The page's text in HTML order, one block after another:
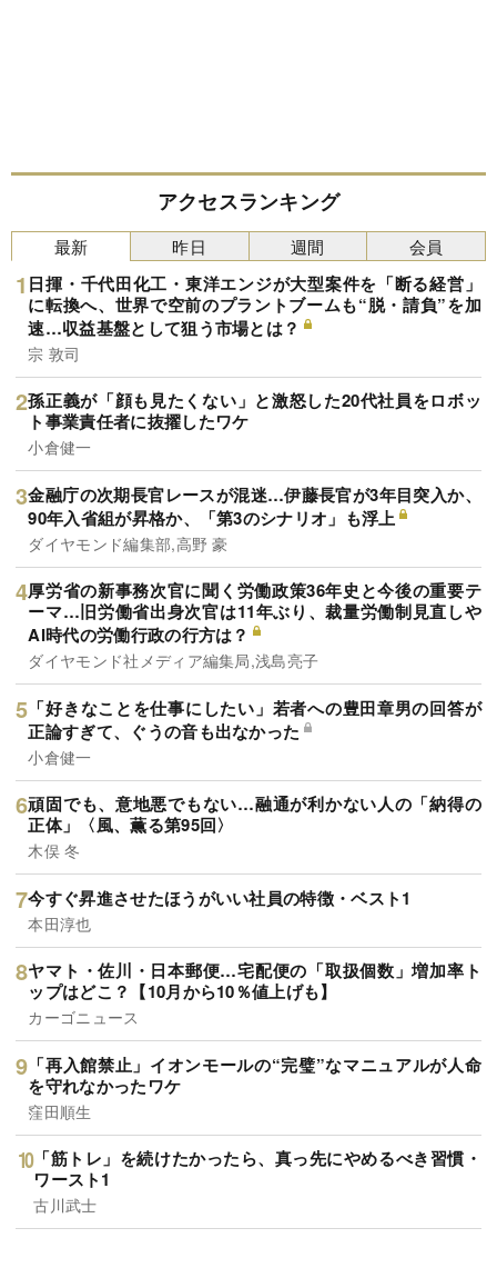
アクセスランキング
最新
日揮・千代田化工・東洋エンジが大型案件を「断る経営」
に転換へ、世界で空前のプラントブームも“脱・請負”を加
速…収益基盤として狙う市場とは？
宗 敦司
孫正義が「顔も見たくない」と激怒した20代社員をロボッ
ト事業責任者に抜擢したワケ
小倉健一
金融庁の次期長官レースが混迷…伊藤長官が3年目突入か、
90年入省組が昇格か、「第3のシナリオ」も浮上
ダイヤモンド編集部,高野 豪
厚労省の新事務次官に聞く労働政策36年史と今後の重要テ
ーマ…旧労働省出身次官は11年ぶり、裁量労働制見直しや
AI時代の労働行政の行方は？
ダイヤモンド社メディア編集局,浅島亮子
「好きなことを仕事にしたい」若者への豊田章男の回答が
正論すぎて、ぐうの音も出なかった
小倉健一
頑固でも、意地悪でもない…融通が利かない人の「納得の
正体」〈風、薫る第95回〉
木俣 冬
今すぐ昇進させたほうがいい社員の特徴・ベスト1
本田淳也
ヤマト・佐川・日本郵便…宅配便の「取扱個数」増加率ト
ップはどこ？【10月から10％値上げも】
カーゴニュース
「再入館禁止」イオンモールの“完璧”なマニュアルが人命
を守れなかったワケ
窪田順生
「筋トレ」を続けたかったら、真っ先にやめるべき習慣・
ワースト1
古川武士
昨日 週間 会員